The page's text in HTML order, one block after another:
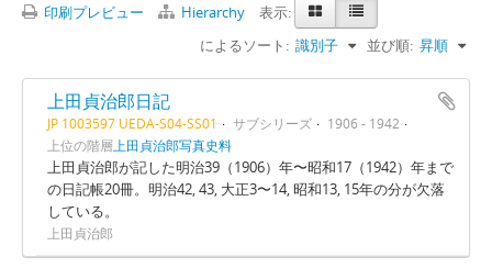
印刷プレビュー Hierarchy
表示:
によるソート: 識別子 並び順: 昇順
上田貞治郎日記
JP 1003597 UEDA-S04-SS01 サブシリーズ
1906 - 1942
上位の階層 上田貞治郎写真史料
上田貞治郎が記した明治39（1906）年〜昭和17（1942）年まで
の日記帳20冊。明治42, 43, 大正3〜14, 昭和13, 15年の分が欠落
している。
上田貞治郎